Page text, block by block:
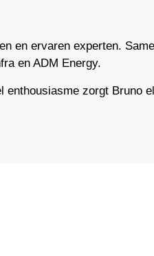
en ervaren experten.
en ADM Energy.
enthousiasme zorgt Bruno